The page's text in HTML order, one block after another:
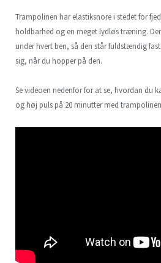
Trampolinen har elastiksnore i stedet for
holdbarhed og en meget lydløs træning.
under hvert ben, så den står fuldstændig
sig, når du hopper på den.
Se videoen nedenfor for at se, hvordan du
og høj puls på 20 minutter med